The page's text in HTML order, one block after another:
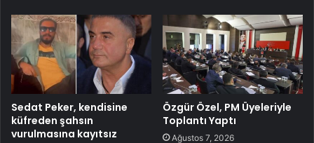
Sedat Peker, kendisine
küfreden şahsın
vurulmasına kayıtsız
Özgür Özel, PM Üyeleriyle
Toplantı Yaptı
Ağustos 7, 2026